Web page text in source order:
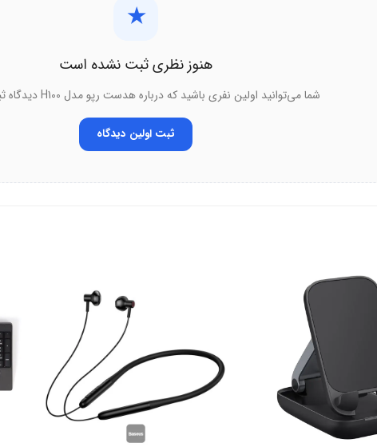
★
هنوز نظری ثبت نشده است
شما می‌توانید اولین نفری باشید که درباره هدست رپو مدل H100 دیدگاه ثبت می‌کند.
ثبت اولین دیدگاه